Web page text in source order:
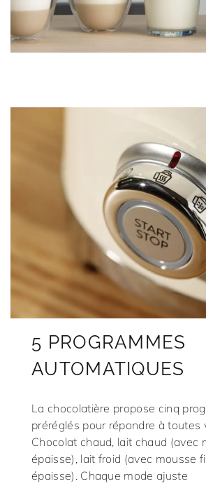
5 PROGRAMMES
AUTOMATIQUES
La chocolatière propose cinq
préréglés pour répondre à toutes
Chocolat chaud, lait chaud (avec
épaisse), lait froid (avec mousse
épaisse). Chaque mode ajuste